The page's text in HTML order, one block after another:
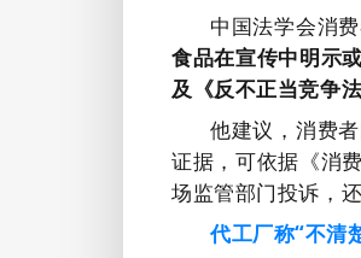
中国法学会消
食品在宣传中明示
及《反不正当竞争
他建议，消费
证据，可依据《消
场监管部门投诉，
代工厂称“不清